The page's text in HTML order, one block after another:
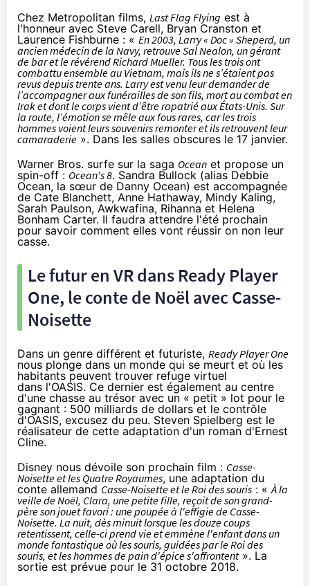
Chez Metropolitan films, Last Flag Flying est à
l'honneur avec Steve Carell, Bryan Cranston et
Laurence Fishburne : « En 2003, Larry « Doc » Sheperd, un
ancien médecin de la Navy, retrouve Sal Nealon, un gérant
de bar et le révérend Richard Mueller. Tous les trois ont
combattu ensemble au Vietnam, mais ils ne s’étaient pas
revus depuis trente ans. Larry est venu leur demander de
l’accompagner aux funérailles de son fils, mort au combat en
Irak et dont le corps vient d’être rapatrié aux États-Unis. Sur
la route, l’émotion se mêle aux fous rares, car les trois
hommes voient leurs souvenirs remonter et ils retrouvent leur
camaraderie ». Dans les salles obscures le 17 janvier.
Warner Bros. surfe sur la saga Ocean et propose un
spin-off : Ocean's 8. Sandra Bullock (alias Debbie
Ocean, la sœur de Danny Ocean) est accompagnée
de Cate Blanchett, Anne Hathaway, Mindy Kaling,
Sarah Paulson, Awkwafina, Rihanna et Helena
Bonham Carter. Il faudra attendre l'été prochain
pour savoir comment elles vont réussir on non leur
casse.
Le futur en VR dans Ready Player
One, le conte de Noël avec Casse-
Noisette
Dans un genre différent et futuriste, Ready Player One
nous plonge dans un monde qui se meurt et où les
habitants peuvent trouver refuge virtuel
dans l'OASIS. Ce dernier est également au centre
d'une chasse au trésor avec un « petit » lot pour le
gagnant : 500 milliards de dollars et le contrôle
d'OASIS, excusez du peu. Steven Spielberg est le
réalisateur de cette adaptation d'un roman d'Ernest
Cline.
Disney nous dévoile son prochain film : Casse-
Noisette et les Quatre Royaumes, une adaptation du
conte allemand Casse-Noisette et le Roi des souris : « À la
veille de Noël, Clara, une petite fille, reçoit de son grand-
père son jouet favori : une poupée à l'effigie de Casse-
Noisette. La nuit, dès minuit lorsque les douze coups
retentissent, celle-ci prend vie et emmène l'enfant dans un
monde fantastique où les souris, guidées par le Roi des
souris, et les hommes de pain d'épice s'affrontent». La
sortie est prévue pour le 31 octobre 2018.